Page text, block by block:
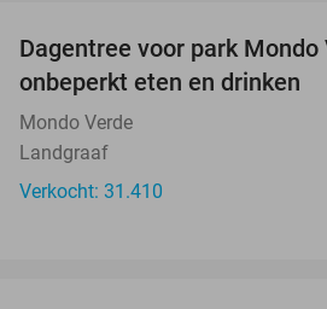
Dagentree voor park Mondo
onbeperkt eten en drinken
Mondo Verde
Landgraaf
Verkocht: 31.410